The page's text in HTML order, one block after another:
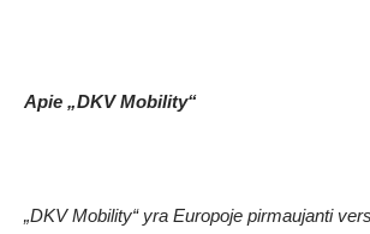
Apie „DKV Mobility“
„DKV Mobility“ yra Europoje pirmaujanti